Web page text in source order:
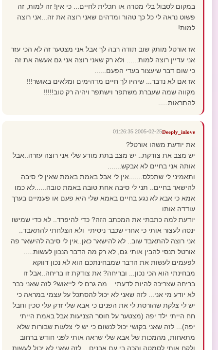
במקום לסבול בלי מטרה או תכלית לחיים... כי אין! זה למות, זה
פשוט נראה לי כל כך טהור ומדהים שאני רוצה את זה...אני רוצה
למות!
אז אורטל מותק שוב תודה רבה לך אבל אני מצטער זה לא הכי עזר
אני עדיין רוצה למות...... ולא רק שאני רוצה אני גם אעשה את זה
כי שום דבר שיעצור בעדי הפעם......
אז אם לא נדבר... שיהיו לך חיים מדהימים ומלאים באושר!!!
מקווה שמה שעברת משתפר וישתפר ויהיה רק טוב!!!!!
להתראות.....
Deeply_inlove
2005-02-25 01:26:35
את יודעת משהו אורטל?
יש מצב את צודקת.. יש מצב בתת מודע שלי אני רוצה עזרה..אבל
אותה אני בחיים לא אבקש.......
ותאמיני לי שתכלס.......אין לי אבל באמת באמת שאין לי סיבה
להישאר בחיים.. תני לי סיבה אחת טובה באמת טובה......לא כמו
אמא כי אבא לא נגע בחיים באמא שלי היא פעם או פעמיים בערך
עודדה אותו.....
יודעת למה כתבתי את המכתב הזה? כדי להיפרד.. לא כדי שמישו
ינסה לעצור אותי כי אחרי שכבר ניסיתי ולא הצלחתי להתאבד..
אני רוצה להתאבד שוב.. לא להישאר כאן..אין לי סיבה להישאר פה
אורטל תנסי להבין אותי גם, לא רק מה הדבר הנכון לעשות.....
לפעמים לעשות את הדבר שמבחינתכם הוא לא נכון דווקא
מבחינתי הוא הכי נכון... ובריחה? את צודקת זו בריחה..אבל זו
בריחה שצריכה להיות לדעתי... מה גרם לי לייאוש? לזה שאני כבר
לא יודע מי אני... לזה שאני לא יכול להסתכל על עצמי במראה כי
יש לי צלקת שהורסת לי את הפנים כי אבא שלי זרק עלי סכין וחבל
חח הייתי ילד יפה (מצטער על חוסר הצניעות אבל באמת הייתי
יפה)... לזה שאני בקושי יכול לנשום כי יש לי צלעות שבורות שלא
מתאחות, מהמכות של אבא שלי שראה אותי לפני חודש ברחוב
ולקח אותי לסמטה והכה בי עם אבנים... לזה שאני לא יכול לעשות